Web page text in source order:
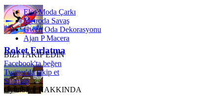
Roket Fırlatma
Elsa Moda Çarkı
Metroda Savaş
Gwen Oda Dekorasyonu
Ajan P Macera
BİZİ TAKİP EDİN
Facebook'ta beğen
Twitter'da takip et
Sitemap
OyunSkor HAKKINDA